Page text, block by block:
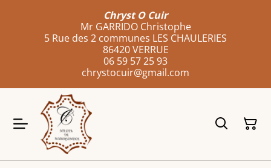
Chryst O Cuir
Mr GARRIDO Christophe
5 Rue des 2 communes LES CHAULERIES
86420 VERRUE
06 59 57 25 93
chrystocuir@gmail.com